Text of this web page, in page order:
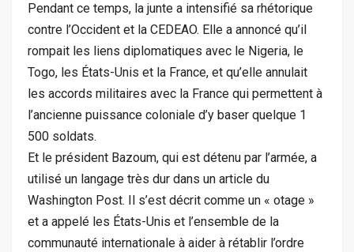
Pendant ce temps, la junte a intensifié sa rhétorique
contre l’Occident et la CEDEAO. Elle a annoncé qu’il
rompait les liens diplomatiques avec le Nigeria, le
Togo, les États-Unis et la France, et qu’elle annulait
les accords militaires avec la France qui permettent à
l’ancienne puissance coloniale d’y baser quelque 1
500 soldats.
Et le président Bazoum, qui est détenu par l’armée, a
utilisé un langage très dur dans un article du
Washington Post. Il s’est décrit comme un « otage »
et a appelé les États-Unis et l’ensemble de la
communauté internationale à aider à rétablir l’ordre